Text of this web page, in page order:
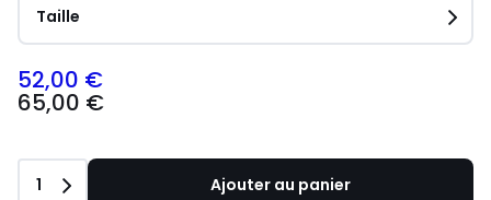
Taille
52,00 €
65,00 €
Quantité
1 Ajouter au panier